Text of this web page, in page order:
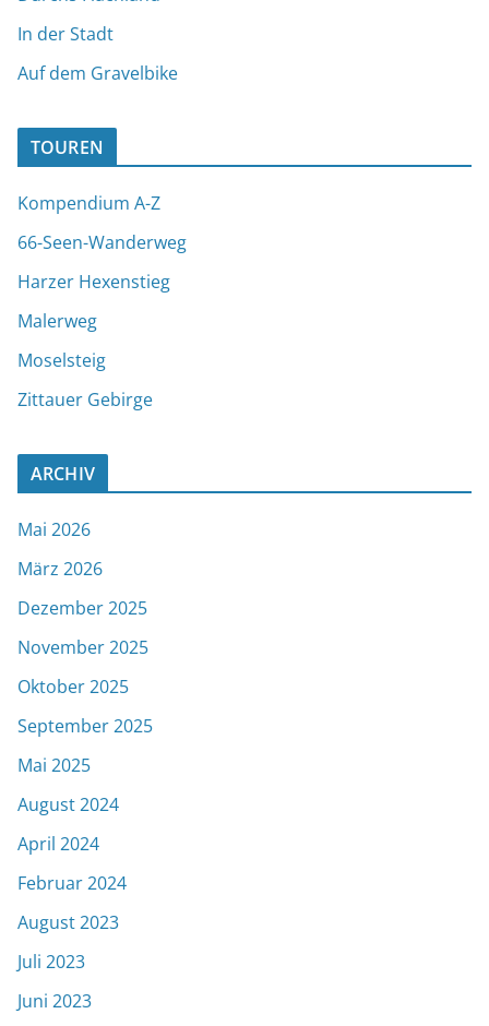
n
a
t
v
e
:
In der Stadt
Auf dem Gravelbike
TOUREN
Kompendium A-Z
66-Seen-Wanderweg
Harzer Hexenstieg
Malerweg
Moselsteig
Zittauer Gebirge
ARCHIV
Mai 2026
März 2026
Dezember 2025
November 2025
Oktober 2025
September 2025
Mai 2025
August 2024
April 2024
Februar 2024
August 2023
Juli 2023
Juni 2023